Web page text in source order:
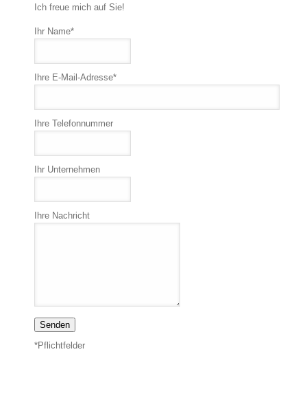
Ich freue mich auf Sie!
Ihr Name*
Ihre E-Mail-Adresse*
Ihre Telefonnummer
Ihr Unternehmen
Ihre Nachricht
*Pflichtfelder